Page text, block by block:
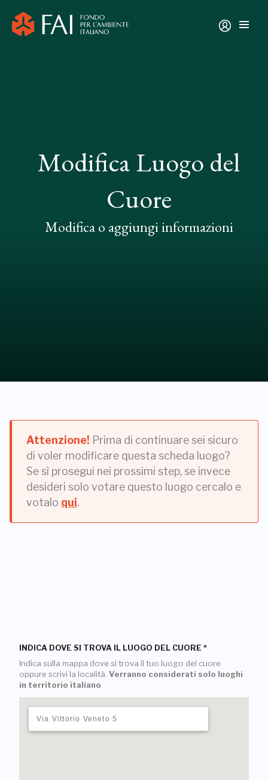
Modifica Luogo del
Cuore
Modifica o aggiungi informazioni
Attenzione! Prima di continuare sei sicuro
di voler modificare questa scheda luogo?
Se sì prosegui nei prossimi step, se invece
desideri solo votare questo luogo cercalo e
votalo qui.
INDICA DOVE SI TROVA IL LUOGO DEL CUORE *
Indica sulla mappa dove si trova il tuo luogo del cuore
oppure scrivi la località. Verranno considerati solo luoghi
in territorio italiano